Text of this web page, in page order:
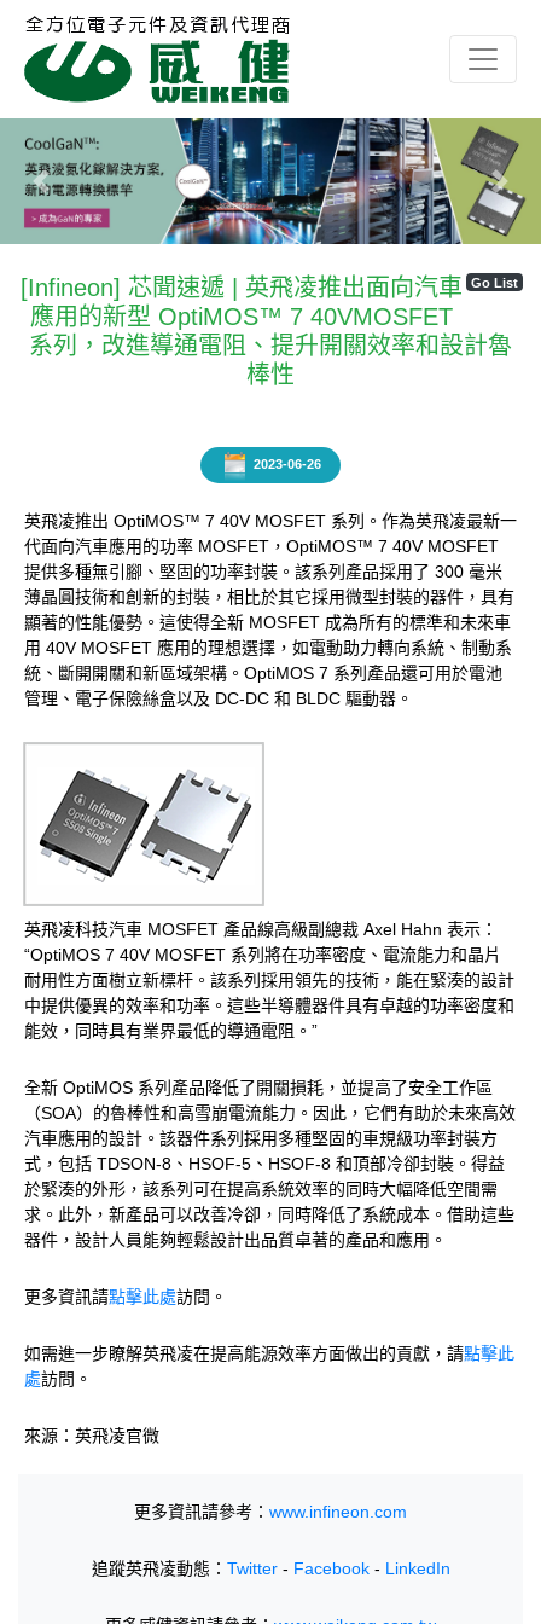
Previous Next
Go List
[Infineon] 芯聞速遞 | 英飛凌推出面向汽車
應用的新型 OptiMOS™ 7 40VMOSFET
系列，改進導通電阻、提升開關效率和設計魯
棒性
2023-06-26
英飛凌推出 OptiMOS™ 7 40V MOSFET 系列。作為英飛凌最新一
代面向汽車應用的功率 MOSFET，OptiMOS™ 7 40V MOSFET
提供多種無引腳、堅固的功率封裝。該系列產品採用了 300 毫米
薄晶圓技術和創新的封裝，相比於其它採用微型封裝的器件，具有
顯著的性能優勢。這使得全新 MOSFET 成為所有的標準和未來車
用 40V MOSFET 應用的理想選擇，如電動助力轉向系統、制動系
統、斷開開關和新區域架構。OptiMOS 7 系列產品還可用於電池
管理、電子保險絲盒以及 DC-DC 和 BLDC 驅動器。
英飛凌科技汽車 MOSFET 產品線高級副總裁 Axel Hahn 表示：
“OptiMOS 7 40V MOSFET 系列將在功率密度、電流能力和晶片
耐用性方面樹立新標杆。該系列採用領先的技術，能在緊湊的設計
中提供優異的效率和功率。這些半導體器件具有卓越的功率密度和
能效，同時具有業界最低的導通電阻。”
全新 OptiMOS 系列產品降低了開關損耗，並提高了安全工作區
（SOA）的魯棒性和高雪崩電流能力。因此，它們有助於未來高效
汽車應用的設計。該器件系列採用多種堅固的車規級功率封裝方
式，包括 TDSON-8、HSOF-5、HSOF-8 和頂部冷卻封裝。得益
於緊湊的外形，該系列可在提高系統效率的同時大幅降低空間需
求。此外，新產品可以改善冷卻，同時降低了系統成本。借助這些
器件，設計人員能夠輕鬆設計出品質卓著的產品和應用。
更多資訊請點擊此處訪問。
如需進一步瞭解英飛凌在提高能源效率方面做出的貢獻，請點擊此
處訪問。
來源：英飛凌官微
更多資訊請參考： www.infineon.com
追蹤英飛凌動態： Twitter- Facebook- LinkedIn